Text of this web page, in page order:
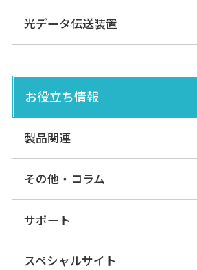
光データ伝送装置
お役立ち情報
製品関連
その他・コラム
サポート
スペシャルサイト